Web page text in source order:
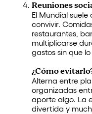
Reuniones
El Mundial
convivir.
restaurantes,
multiplicarse
gastos sin que
¿Cómo
Alterna entre
organizadas
aporte algo. La
divertida y